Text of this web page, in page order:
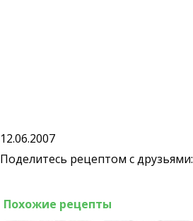
12.06.2007
Поделитесь рецептом с друзьями:
Похожие рецепты